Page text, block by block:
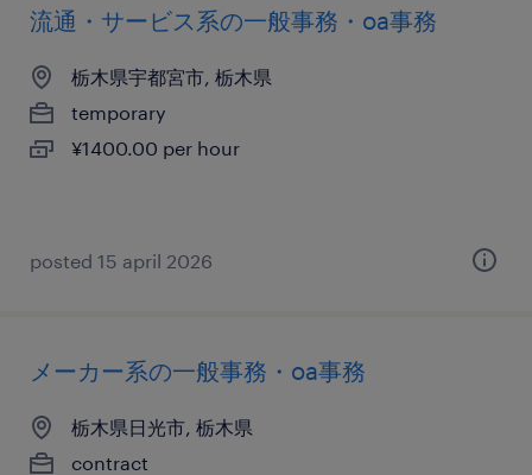
流通・サービス系の一般事務・oa事務
栃木県宇都宮市, 栃木県
temporary
¥1400.00 per hour
posted 15 april 2026
メーカー系の一般事務・oa事務
栃木県日光市, 栃木県
contract